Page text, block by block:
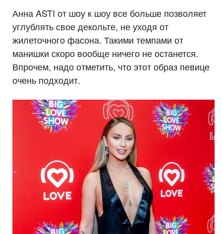
Анна ASTI от шоу к шоу все больше позволяет
углублять свое декольте, не уходя от
жилеточного фасона. Такими темпами от
манишки скоро вообще ничего не останется.
Впрочем, надо отметить, что этот образ певице
очень подходит.